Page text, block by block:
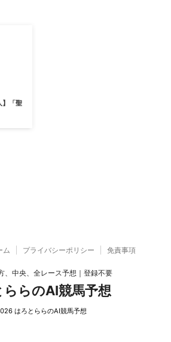
】「聖
ム プライバシーポリシー 免責事項
、中央、全レース予想｜登録不要
ららのAI競馬予想
はろとららのAI競馬予想